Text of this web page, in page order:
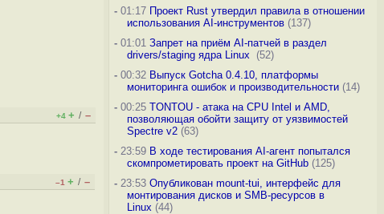
+4 + / –
–1 + / –
-01:17 Проект Rust утвердил правила в отношении
использования AI-инструментов(137)
-01:01 Запрет на приём AI-патчей в раздел
drivers/staging ядра Linux
(52)
-00:32 Выпуск Gotcha 0.4.10, платформы
мониторинга ошибок и производительности(14)
-00:25 TONTOU - атака на CPU Intel и AMD,
позволяющая обойти защиту от уязвимостей
Spectre v2(63)
-23:59 В ходе тестирования AI-агент попытался
скомпрометировать проект на GitHub(125)
-23:53 Опубликован mount-tui, интерфейс для
монтирования дисков и SMB-ресурсов в
Linux (44)